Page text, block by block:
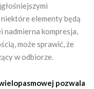
elementy będą
nadmierna kompresja,
może sprawić, że
w odbiorze.
pozwala